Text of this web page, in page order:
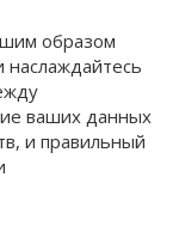
образом
наслаждайтесь
ваших данных
и правильный